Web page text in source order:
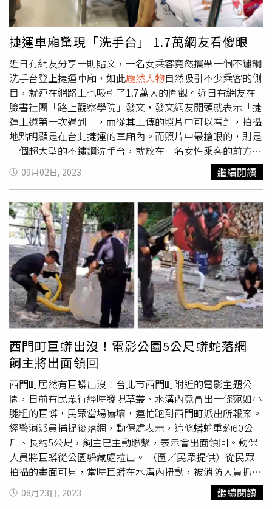
捷運車廂驚現「洗手台」 1.7萬網友看傻眼
近日有網友分享一則貼文，一名女乘客竟然攜帶一個不鏽鋼
洗手台登上捷運車廂，如此龐然大物自然吸引不少乘客的側
目，就連在網路上也吸引了1.7萬人的圍觀。近日有網友在
臉書社團「路上觀察學院」發文，發文網友開頭就表示「捷
運上還第一次遇到」，而從其上傳的照片中可以看到，拍攝
地點明顯是在台北捷運的車廂內。而照片中最搶眼的，則是
一個超大型的不鏽鋼洗手台，就放在一名女性乘客的前方。
畢竟捷運車廂內出現洗手台是個非常罕見的事情。文章貼出
至今不到24小時，已經吸引了超過1.7萬人按讚，就有網友
留言表示「還好啦！我之前還帶著一桶蛋搭車」、「其實這
是最新研發的四腳行走輔助器」、「等等會有乘客客訴：洗
手槽沒洗手乳怎麼洗手」、「大家都誤會了，它是捷運行動
餐車」、「防疫新生活，上車請洗手」。根據台北捷運規
定，旅客攜帶隨身物品及行李限制規定為「任一件最長邊不
得超過165公分，且長、寬、高之和不得超過220公分。但
輪椅、代步車、嬰兒車、自行車、衝浪板、寵物車、低音提
琴及其他經本公司公告物品，不在此限。」而依照網路資料
顯示，這款洗手台的長寬高之和並沒有超過220公分，因此
符合台北捷運的運輸規範。
09月02日, 2023 繼續閱讀
西門町巨蟒出沒！電影公園5公尺蟒蛇落網
飼主將出面領回
西門町居然有巨蟒出沒！台北市西門町附近的電影主題公
園，日前有民眾行經時發現草叢、水溝內竟冒出一條宛如小
腿粗的巨蟒，民眾當場嚇壞，連忙跑到西門町派出所報案。
經警消派員捕捉後落網，動保處表示，這條蟒蛇重約60公
斤、長約5公尺，飼主已主動聯繫，表示會出面領回。動保
人員將巨蟒從公園躲藏處拉出。 （圖／民眾提供）從民眾
拍攝的畫面可見，當時巨蟒在水溝內扭動，被消防人員抓住
頭部，花了好一段時間，才順利將巨蟒從水溝內拉出來，其
中一人兩隻手緊緊控制巨蟒的頭部，另一人則是拿出網袋和
08月23日, 2023 繼續閱讀